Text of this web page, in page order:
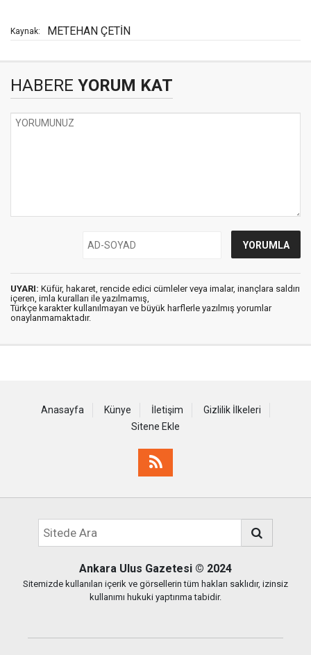
Kaynak: METEHAN ÇETİN
HABERE YORUM KAT
UYARI: Küfür, hakaret, rencide edici cümleler veya imalar, inançlara saldırı
içeren, imla kuralları ile yazılmamış,
Türkçe karakter kullanılmayan ve büyük harflerle yazılmış yorumlar
onaylanmamaktadır.
Anasayfa Künye İletişim
Gizlilik İlkeleri
Sitene Ekle
Ankara Ulus Gazetesi © 2024
Sitemizde kullanılan içerik ve görsellerin tüm hakları saklıdır, izinsiz
kullanımı hukuki yaptırıma tabidir.